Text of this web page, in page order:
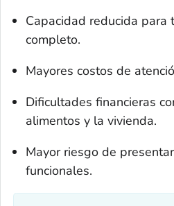
Capacidad reducida para
completo.
Mayores costos de
Dificultades financieras
alimentos y la vivienda.
Mayor riesgo de
funcionales.